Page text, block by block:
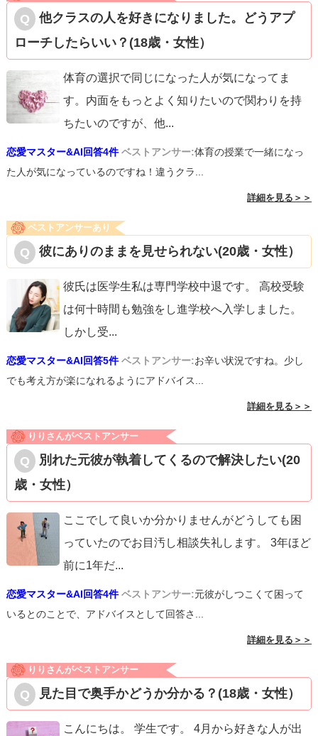
他クラスの人を好きになりました。どうアプ
ローチしたらいい？(18歳・女性）
体育の選択で同じになった人が気になってま
す。内面をもっとよく知りたいので関わりを持
ちたいのですが、他...
恋愛マスター&AI回答4件 ベストアンサー:体育の授業で一緒になっ
た人が気になっているのですね！違うクラ...
詳細を見る＞＞
ベストアンサーあり
彼にありのままを見せられない(20歳・女性）
彼氏は医学生私は専門学校中退です。 高校受験
は何十時間も勉強をし進学校へ入学しました。
しかし受...
恋愛マスター&AI回答5件 ベストアンサー:お辛い状況ですね。少し
でも考え方が楽になれるようにアドバイス...
詳細を見る＞＞
りりさんがベストアンサー
別れた元彼が執着してくるので解決したい(20
歳・女性）
ここでして良いか分かりませんがどうしても困
っていたのでお目汚し相談失礼します。 3年ほど
前に1年だ...
恋愛マスター&AI回答4件 ベストアンサー:元彼がしつこくて困って
いるとのことで、アドバイスとして回答さ...
詳細を見る＞＞
りりさんがベストアンサー
見た目で奥手かどうか分かる？(18歳・女性）
こんにちは。 学生です。 4月から好きな人が出